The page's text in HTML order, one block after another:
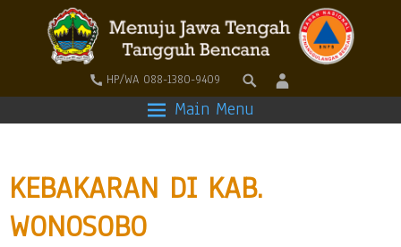
HP/WA 088-1380-9409
Main Menu
KEBAKARAN DI KAB.
WONOSOBO